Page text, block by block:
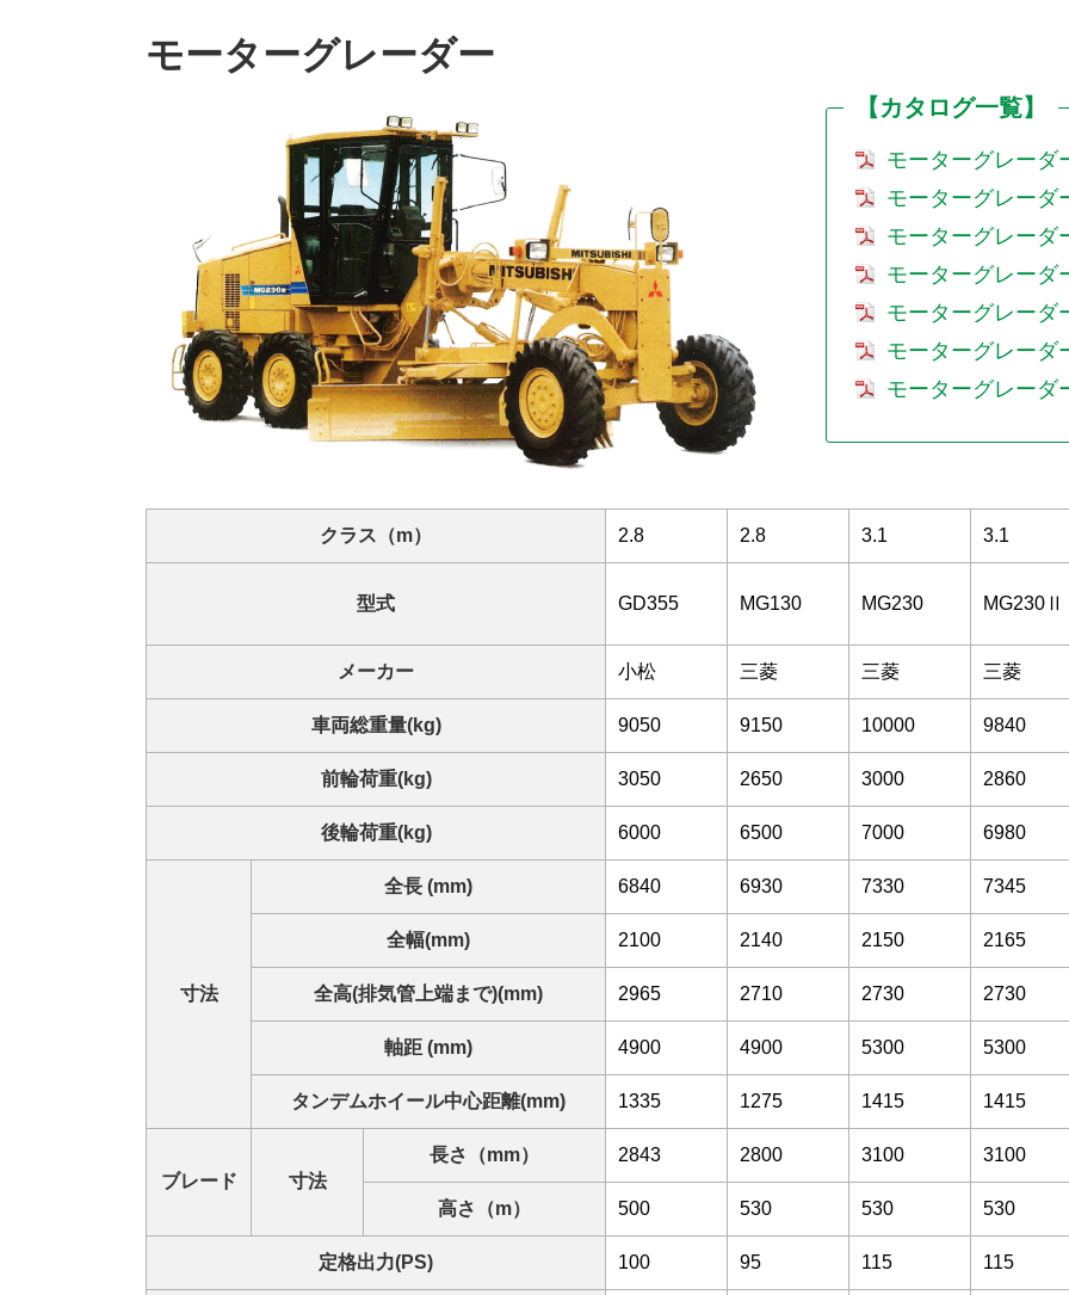
モーターグレーダー
【カタログ一覧】
モーターグレーダ
モーターグレーダ
モーターグレーダ
モーターグレー
モーターグレー
モーターグレーダ
モーターグレーダ
クラス（m） 2.8 2.8 3.1 3.1
型式 GD355 MG130 MG230 MG230Ⅱ
メーカー 小松 三菱 三菱 三菱
車両総重量(kg) 9050 9150 10000 9840
前輪荷重(kg) 3050 2650 3000 2860
後輪荷重(kg) 6000 6500 7000 6980
寸法
全長 (mm) 6840 6930 7330 7345
全幅(mm) 2100 2140 2150 2165
全高(排気管上端まで)(mm) 2965 2710 2730 2730
軸距 (mm) 4900 4900 5300 5300
タンデムホイール中心距離(mm) 1335 1275 1415 1415
ブレード 寸法
長さ（mm） 2843 2800 3100 3100
高さ（m） 500 530 530 530
定格出力(PS) 100 95 115 115